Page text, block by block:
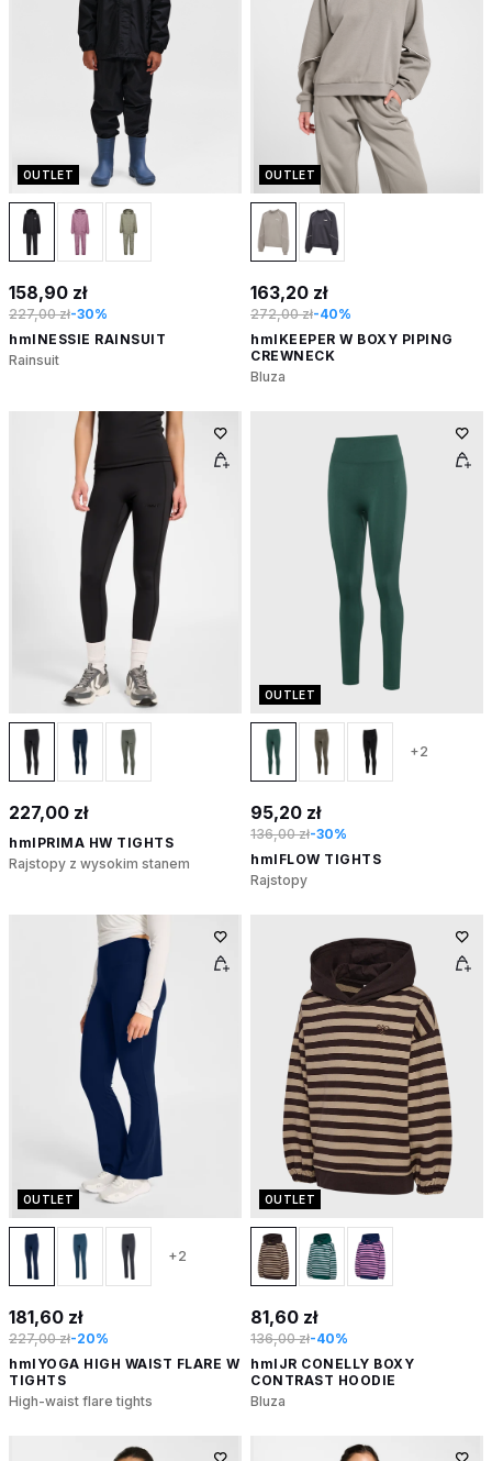
OUTLET
158,90 zł
227,00 zł-30%
hmlNESSIE RAINSUIT
Rainsuit
OUTLET
163,20 zł
272,00 zł-40%
hmlKEEPER W BOXY PIPING
CREWNECK
Bluza
227,00 zł
hmlPRIMA HW TIGHTS
Rajstopy z wysokim stanem
OUTLET
+2
95,20 zł
136,00 zł-30%
hmlFLOW TIGHTS
Rajstopy
OUTLET
+2
181,60 zł
227,00 zł-20%
hmlYOGA HIGH WAIST FLARE W
TIGHTS
High-waist flare tights
OUTLET
81,60 zł
136,00 zł-40%
hmlJR CONELLY BOXY
CONTRAST HOODIE
Bluza